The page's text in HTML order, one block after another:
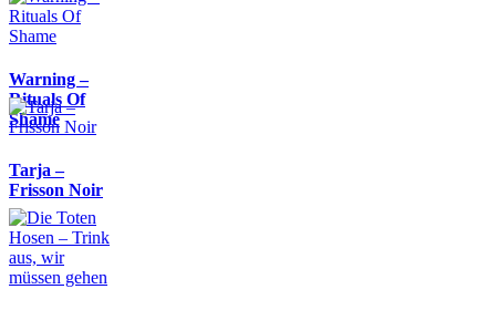
Warning –
Rituals Of
Shame
Tarja –
Frisson Noir